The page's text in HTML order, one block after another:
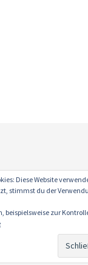
Diese Website
stimmst du der
beispielsweise zur